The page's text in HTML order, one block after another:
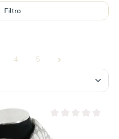
Filtro
Pagina
4
Pagina
5